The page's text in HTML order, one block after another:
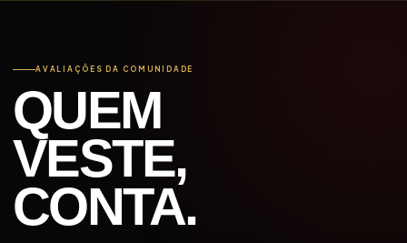
AVALIAÇÕES DA COMUNIDADE
QUEM
VESTE,
CONTA.